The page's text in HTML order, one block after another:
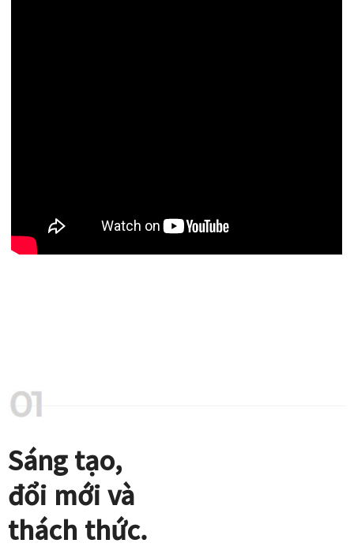
Sáng tạo,
đổi mới và
thách thức.